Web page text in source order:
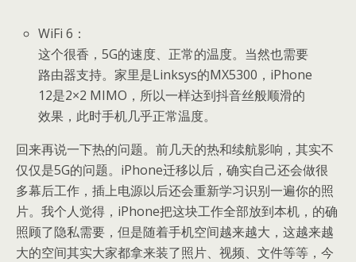
WiFi 6：
这个很香，5G的速度、正常的温度。当然也需要
路由器支持。家里是Linksys的MX5300，iPhone
12是2×2 MIMO，所以一样达到抖音丝般顺滑的
效果，此时手机几乎正常温度。
回来再说一下热的问题。前几天的热和续航影响，其实不
仅仅是5G的问题。iPhone迁移以后，确实自己还会做很
多幕后工作，插上电源以后还会重新学习识别一遍你的照
片。我个人觉得，iPhone把这块工作全部放到本机，的确
照顾了隐私需要，但是随着手机空间越来越大，这越来越
大的空间其实大家都拿来装了照片、视频、文件等等，今